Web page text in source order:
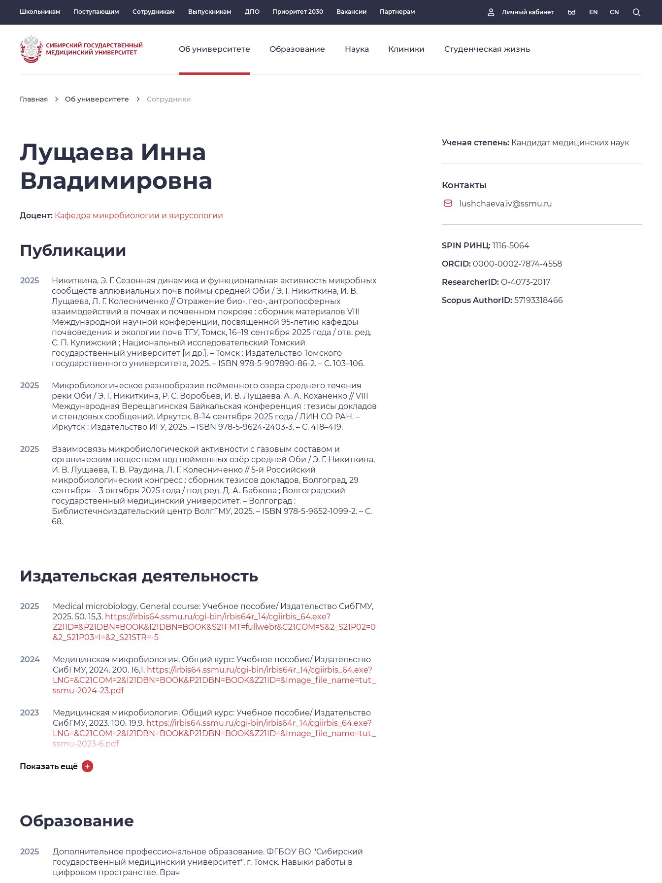
Школьникам Поступающим Сотрудникам Выпускникам ДПО Приоритет 2030 Вакансии Партнерам Личный кабинет EN CN
Об университете Образование Наука Клиники Студенческая жизнь
Главная Об университете Сотрудники
Лущаева Инна
Владимировна
Доцент: Кафедра микробиологии и вирусологии
Публикации
2025
Никиткина, Э. Г. Сезонная динамика и функциональная активность микробных
сообществ аллювиальных почв поймы средней Оби / Э. Г. Никиткина, И. В.
Лущаева, Л. Г. Колесниченко // Отражение био-, гео-, антропосферных
взаимодействий в почвах и почвенном покрове : сборник материалов VIII
Международной научной конференции, посвященной 95-летию кафедры
почвоведения и экологии почв ТГУ, Томск, 16–19 сентября 2025 года / отв. ред.
С. П. Кулижский ; Национальный исследовательский Томский
государственный университет [и др.]. – Томск : Издательство Томского
государственного университета, 2025. – ISBN 978-5-907890-86-2. – С. 103–106.
2025
Микробиологическое разнообразие пойменного озера среднего течения
реки Оби / Э. Г. Никиткина, Р. С. Воробьёв, И. В. Лущаева, А. А. Коханенко // VIII
Международная Верещагинская Байкальская конференция : тезисы докладов
и стендовых сообщений, Иркутск, 8–14 сентября 2025 года / ЛИН СО РАН. –
Иркутск : Издательство ИГУ, 2025. – ISBN 978-5-9624-2403-3. – С. 418–419.
2025
Взаимосвязь микробиологической активности с газовым составом и
органическим веществом вод пойменных озёр средней Оби / Э. Г. Никиткина,
И. В. Лущаева, Т. В. Раудина, Л. Г. Колесниченко // 5-й Российский
микробиологический конгресс : сборник тезисов докладов, Волгоград, 29
сентября – 3 октября 2025 года / под ред. Д. А. Бабкова ; Волгоградский
государственный медицинский университет. – Волгоград :
Библиотечноиздательский центр ВолгГМУ, 2025. – ISBN 978-5-9652-1099-2. – С.
68.
Издательская деятельность
2025
Medical microbiology. General course: Учебное пособие/ Издательство СибГМУ,
2025. 50. 15,3. https://irbis64.ssmu.ru/cgi-bin/irbis64r_14/cgiirbis_64.exe?
Z21ID=&P21DBN=BOOK&I21DBN=BOOK&S21FMT=fullwebr&C21COM=S&2_S21P02=0
&2_S21P03=I=&2_S21STR=-5
2024
Медицинская микробиология. Общий курс: Учебное пособие/ Издательство
СибГМУ, 2024. 200. 16,1. https://irbis64.ssmu.ru/cgi-bin/irbis64r_14/cgiirbis_64.exe?
LNG=&C21COM=2&I21DBN=BOOK&P21DBN=BOOK&Z21ID=&Image_file_name=tut_
ssmu-2024-23.pdf
2023
Медицинская микробиология. Общий курс: Учебное пособие/ Издательство
СибГМУ, 2023. 100. 19,9. https://irbis64.ssmu.ru/cgi-bin/irbis64r_14/cgiirbis_64.exe?
LNG=&C21COM=2&I21DBN=BOOK&P21DBN=BOOK&Z21ID=&Image_file_name=tut_
ssmu-2023-6.pdf
2022
Медицинская микробиология. Общий курс: Учебное пособие/ Издательство
Показать ещё
Образование
2025
Дополнительное профессиональное образование. ФГБОУ ВО "Сибирский
государственный медицинский университет", г. Томск. Навыки работы в
цифровом пространстве. Врач
Ученая степень: Кандидат медицинских наук
Контакты
lushchaeva.iv@ssmu.ru
SPIN РИНЦ:1116-5064
ORCID:0000-0002-7874-4558
ResearcherID:O-4073-2017
Scopus AuthorID:57193318466